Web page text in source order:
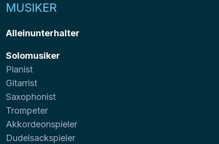
MUSIKER
Alleinunterhalter
Solomusiker
Pianist
Gitarrist
Saxophonist
Trompeter
Akkordeonspieler
Dudelsackspieler